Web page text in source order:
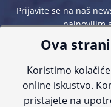
Prijavite se na naš
najnovijim
Ova
Koristimo
online iskustvo.
pristajete na